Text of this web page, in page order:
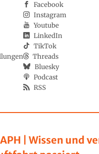
| Wissen und
Facebook
Instagram
Youtube
LinkedIn
TikTok
Threads
Bluesky
Podcast
RSS